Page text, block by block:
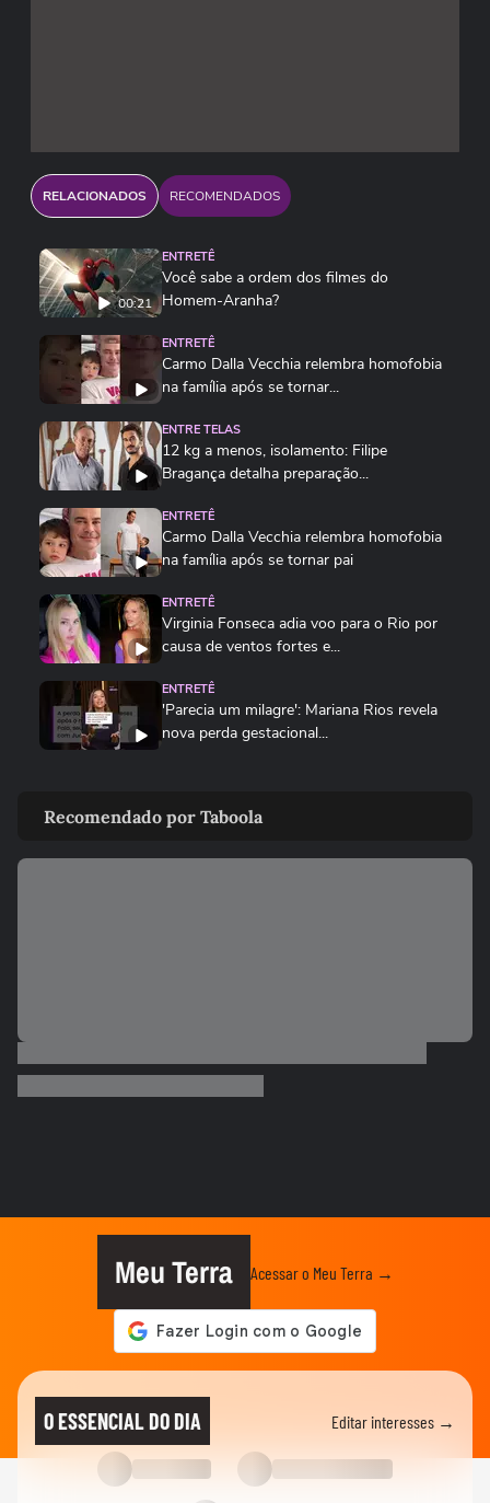
RELACIONADOS RECOMENDADOS
00:21
ENTRETÊ
Você sabe a ordem dos filmes do
Homem-Aranha?
ENTRETÊ
Carmo Dalla Vecchia relembra homofobia
na família após se tornar...
ENTRE TELAS
12 kg a menos, isolamento: Filipe
Bragança detalha preparação...
ENTRETÊ
Carmo Dalla Vecchia relembra homofobia
na família após se tornar pai
ENTRETÊ
Virginia Fonseca adia voo para o Rio por
causa de ventos fortes e...
ENTRETÊ
'Parecia um milagre': Mariana Rios revela
nova perda gestacional...
em casamento no palco #shorts
FAMOSOS
famosos em chá de bebê,...
Ana Castela mostra produção para
encontro e brinca: 'Está na hora...
Homem viraliza ao contar
constrangimento por causa de nome
'unissex'
Gretchen atualiza recuperação após
Recomendado por Taboola
Meu Terra Acessar o Meu Terra →
O ESSENCIAL DO DIA Editar interesses →